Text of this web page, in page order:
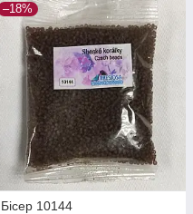
–18%
Бісер 10144